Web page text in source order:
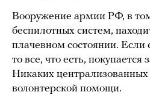
Вооружение армии РФ, в
беспилотных систем,
плачевном состоянии. Если
то все, что есть, покупается
Никаких централизованных
волонтерской помощи.